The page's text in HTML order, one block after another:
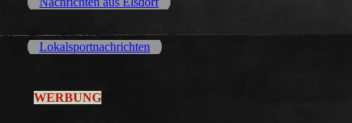
Lokalsportnachrichten
WERBUNG